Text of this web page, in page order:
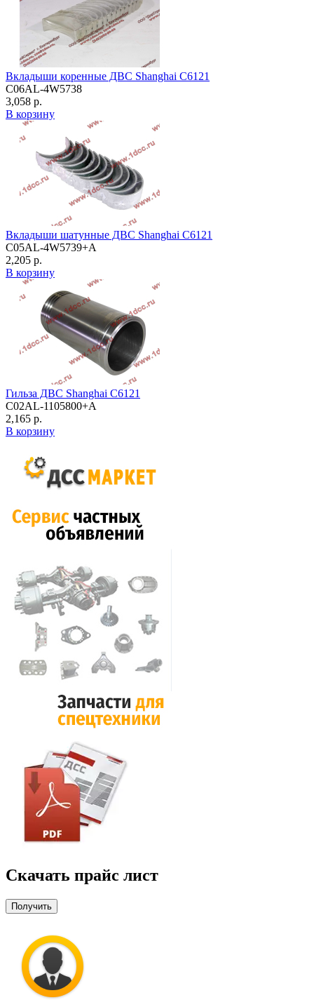
Вкладыши коренные ДВС Shanghai C6121
C06AL-4W5738
3,058 р.
В корзину
Вкладыши шатунные ДВС Shanghai C6121
C05AL-4W5739+A
2,205 р.
В корзину
Гильза ДВС Shanghai C6121
C02AL-1105800+A
2,165 р.
В корзину
Скачать прайс лист
Получить